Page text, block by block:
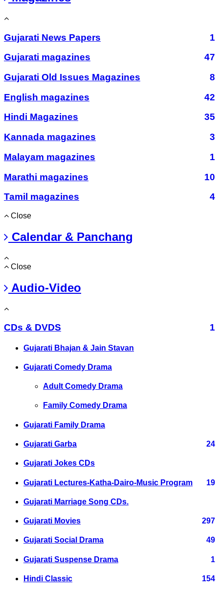
Gujarati News Papers
1
Gujarati magazines
47
Gujarati Old Issues Magazines
8
English magazines
42
Hindi Magazines
35
Kannada magazines
3
Malayam magazines
1
Marathi magazines
10
Tamil magazines
4
Close
Calendar & Panchang
Close
Audio-Video
CDs & DVDS 1
Gujarati Bhajan & Jain Stavan
Gujarati Comedy Drama
Adult Comedy Drama
Family Comedy Drama
Gujarati Family Drama
Gujarati Garba 24
Gujarati Jokes CDs
Gujarati Lectures-Katha-Dairo-Music Program 19
Gujarati Marriage Song CDs.
Gujarati Movies 297
Gujarati Social Drama 49
Gujarati Suspense Drama 1
Hindi Classic 154